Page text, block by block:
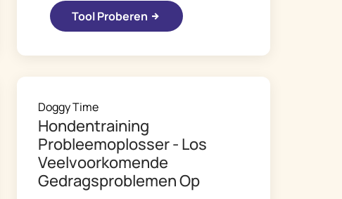
Tool Proberen
Doggy Time
Hondentraining
Probleemoplosser - Los
Veelvoorkomende
Gedragsproblemen Op